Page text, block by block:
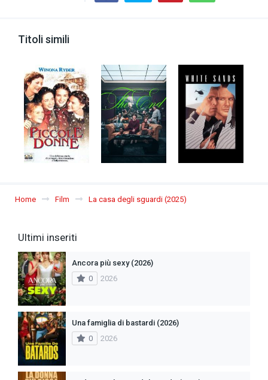
Titoli simili
Home Film La casa degli sguardi (2025)
Ultimi inseriti
Ancora più sexy (2026)
0
2026
Una famiglia di bastardi (2026)
0
2026